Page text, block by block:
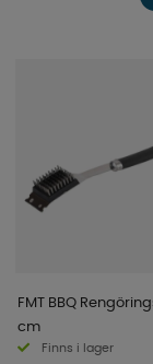
FMT BBQ
cm
Finns i lager